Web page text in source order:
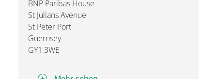
BNP Paribas House
St Julians Avenue
St Peter Port
Guernsey
GY1 3WE